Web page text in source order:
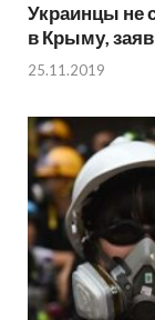
Украинцы не
в Крыму,
25.11.2019